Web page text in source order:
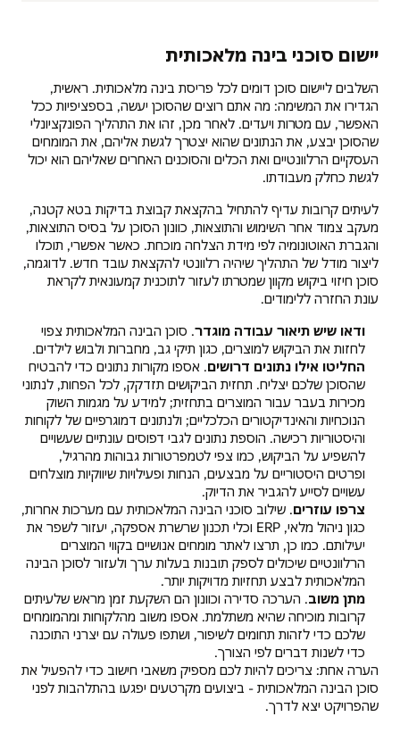
יישום סוכני בינה מלאכותית
השלבים ליישום סוכן דומים לכל פריסת בינה מלאכותית. ראשית,
הגדירו את המשימה: מה אתם רוצים שהסוכן יעשה, בספציפיות ככל
האפשר, עם מטרות ויעדים. לאחר מכן, זהו את התהליך הפונקציונלי
שהסוכן יבצע, את הנתונים שהוא יצטרך לגשת אליהם, את המומחים
העסקיים הרלוונטיים ואת הכלים והסוכנים האחרים שאליהם הוא יכול
לגשת כחלק מעבודתו.
לעיתים קרובות עדיף להתחיל בהקצאת קבוצת בדיקות בטא קטנה,
מעקב צמוד אחר השימוש והתוצאות, כוונון הסוכן על בסיס התוצאות,
והגברת האוטונומיה לפי מידת הצלחה מוכחת. כאשר אפשרי, תוכלו
ליצור מודל של התהליך שיהיה רלוונטי להקצאת עובד חדש. לדוגמה,
סוכן חיזוי ביקוש מקוון שמטרתו לעזור לתוכנית קמעונאית לקראת
עונת החזרה ללימודים.
ודאו שיש תיאור עבודה מוגדר. סוכן הבינה המלאכותית צפוי
לחזות את הביקוש למוצרים, כגון תיקי גב, מחברות ולבוש לילדים.
החליטו אילו נתונים דרושים. אספו מקורות נתונים כדי להבטיח
שהסוכן שלכם יצליח. תחזית הביקושים תזדקק, לכל הפחות, לנתוני
מכירות בעבר עבור המוצרים בתחזית; למידע על מגמות השוק
הנוכחיות והאינדיקטורים הכלכליים; ולנתונים דמוגרפיים של לקוחות
והיסטוריות רכישה. הוספת נתונים לגבי דפוסים עונתיים שעשויים
להשפיע על הביקוש, כמו צפי לטמפרטורות גבוהות מהרגיל,
ופרטים היסטוריים על מבצעים, הנחות ופעילויות שיווקיות מוצלחים
עשויים לסייע להגביר את הדיוק.
צרפו עוזרים. שילוב סוכני הבינה המלאכותית עם מערכות אחרות,
כגון ניהול מלאי, ERP וכלי תכנון שרשרת אספקה, יעזור לשפר את
יעילותם. כמו כן, תרצו לאתר מומחים אנושיים בקווי המוצרים
הרלוונטיים שיכולים לספק תובנות בעלות ערך ולעזור לסוכן הבינה
המלאכותית לבצע תחזיות מדויקות יותר.
מתן משוב. הערכה סדירה וכוונון הם השקעת זמן מראש שלעיתים
קרובות מוכיחה שהיא משתלמת. אספו משוב מהלקוחות ומהמומחים
שלכם כדי לזהות תחומים לשיפור, ושתפו פעולה עם יצרני התוכנה
כדי לשנות דברים לפי הצורך.
הערה אחת: צריכים להיות לכם מספיק משאבי חישוב כדי להפעיל את
סוכן הבינה המלאכותית - ביצועים מקרטעים יפגעו בהתלהבות לפני
שהפרויקט יצא לדרך.